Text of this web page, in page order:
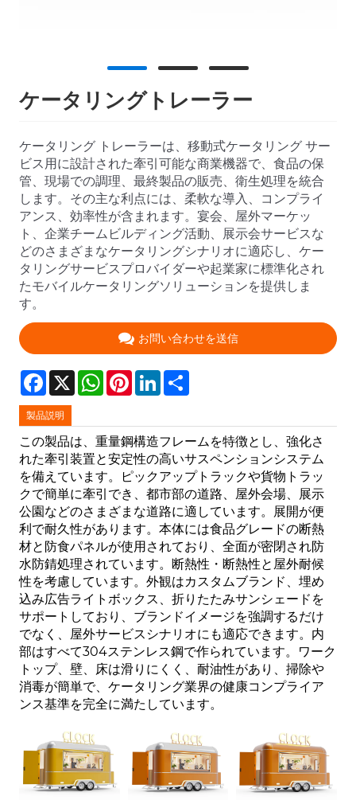
ケータリングト​​レーラー
ケータリング トレーラーは、移動式ケータリング サー
ビス用に設計された牽引可能な商業機器で、食品の保
管、現場での調理、最終製品の販売、衛生処理を統合
します。その主な利点には、柔軟な導入、コンプライ
アンス、効率性が含まれます。宴会、屋外マーケッ
ト、企業チームビルディング活動、展示会サービスな
どのさまざまなケータリングシナリオに適応し、ケー
タリングサービスプロバイダーや起業家に標準化され
たモバイルケータリングソリューションを提供しま
す。
お問い合わせを送信
Facebook
X WhatsAppPinterestLinkedIn
製品説明
この製品は、重量鋼構造フレームを特徴とし、強化さ
れた牽引装置と安定性の高いサスペンションシステム
を備えています。ピックアップトラックや貨物トラッ
クで簡単に牽引でき、都市部の道路、屋外会場、展示
公園などのさまざまな道路に適しています。展開が便
利で耐久性があります。本体には食品グレードの断熱
材と防食パネルが使用されており、全面が密閉され防
水防錆処理されています。断熱性・断熱性と屋外耐候
性を考慮しています。外観はカスタムブランド、埋め
込み広告ライトボックス、折りたたみサンシェードを
サポートしており、ブランドイメージを強調するだけ
でなく、屋外サービスシナリオにも適応できます。内
部はすべて304ステンレス鋼で作られています。ワーク
トップ、壁、床は滑りにくく、耐油性があり、掃除や
消毒が簡単で、ケータリング業界の健康コンプライア
ンス基準を完全に満たしています。